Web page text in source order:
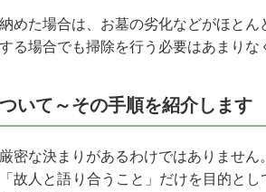
めた場合は、お墓の劣化などがほとん
る場合でも掃除を行う必要はあまりな
いて～その手順を紹介します
密な決まりがあるわけではありません。
「故人と語り合うこと」だけを目的と